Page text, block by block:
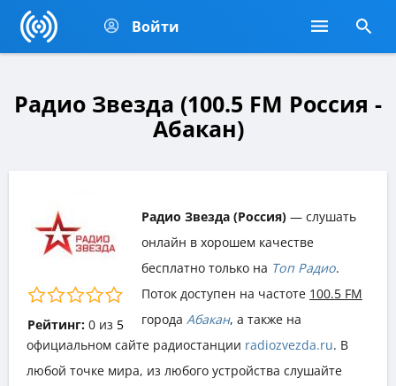
Войти
Радио Звезда (100.5 FM Россия -
Абакан)
Рейтинг: 0из 5
Радио Звезда (Россия) — слушать
онлайн в хорошем качестве
бесплатно только на Топ Радио.
Поток доступен на частоте 100.5 FM
города Абакан, а также на
официальном сайте радиостанции radiozvezda.ru. В
любой точке мира, из любого устройства слушайте